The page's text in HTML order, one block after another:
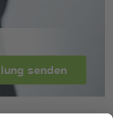
senden